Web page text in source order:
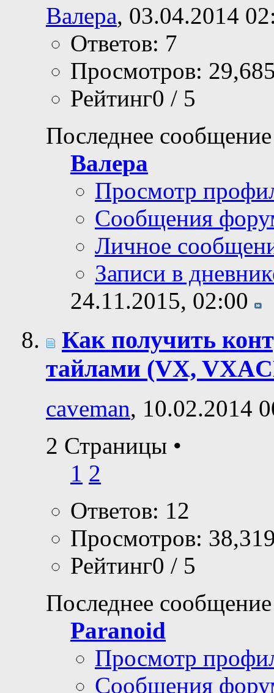
Валера, 03.04.2014
Ответов: 7
Просмотров:
Рейтинг0 / 5
Последнее
Валера
Просмотр
Сообщения
Личное
Записи в
24.11.2015, 02:00
Как получить
тайлами (VX,
caveman, 10.02.2014
2 Страницы •
1 2
Ответов: 12
Просмотров:
Рейтинг0 / 5
Последнее
Paranoid
Просмотр
Сообщения